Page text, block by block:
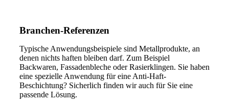
Branchen-Referenzen
Typische Anwendungsbeispiele sind Metallprodukte, an
denen nichts haften bleiben darf. Zum Beispiel
Backwaren, Fassadenbleche oder Rasierklingen. Sie haben
eine spezielle Anwendung für eine Anti-Haft-
Beschichtung? Sicherlich finden wir auch für Sie eine
passende Lösung.